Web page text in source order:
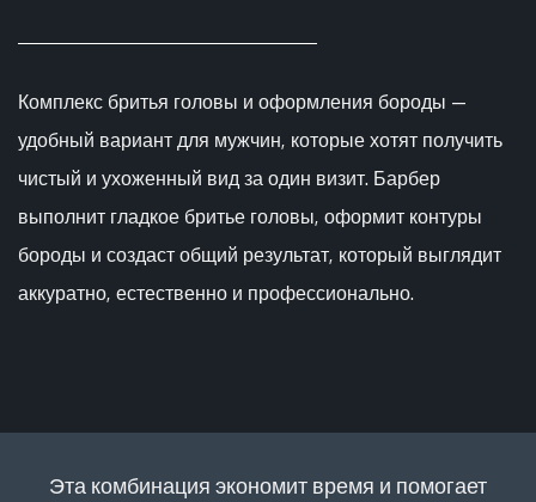
Комплекс бритья головы и оформления бороды —
удобный вариант для мужчин, которые хотят получить
чистый и ухоженный вид за один визит. Барбер
выполнит гладкое бритье головы, оформит контуры
бороды и создаст общий результат, который выглядит
аккуратно, естественно и профессионально.
Эта комбинация экономит время и помогает